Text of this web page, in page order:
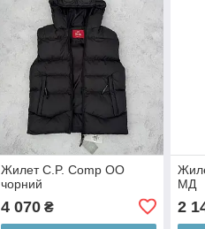
Жилет C.P. Comp OO
чорний
4 070₴
МД
2